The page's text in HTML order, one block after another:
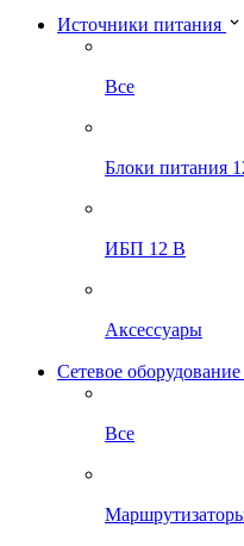
Источники питания
Все
Блоки питания
ИБП 12 В
Аксессуары
Сетевое оборудование
Все